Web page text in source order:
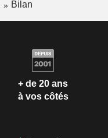
Bilan
+ de 20 ans
à vos côtés